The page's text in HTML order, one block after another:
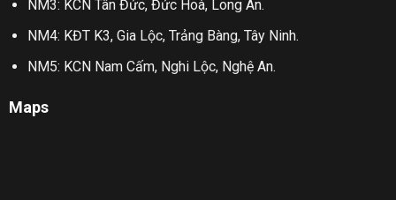
NM3: KCN Tân Đức, Đức Hoà, Long An.
NM4: KĐT K3, Gia Lộc, Trảng Bàng, Tây Ninh.
NM5: KCN Nam Cấm, Nghi Lộc, Nghệ An.
Maps